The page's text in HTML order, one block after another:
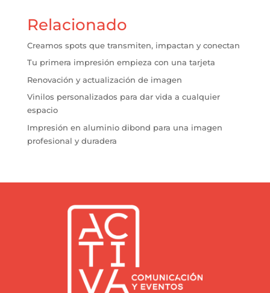
Relacionado
Creamos spots que transmiten, impactan y conectan
Tu primera impresión empieza con una tarjeta
Renovación y actualización de imagen
Vinilos personalizados para dar vida a cualquier
espacio
Impresión en aluminio dibond para una imagen
profesional y duradera